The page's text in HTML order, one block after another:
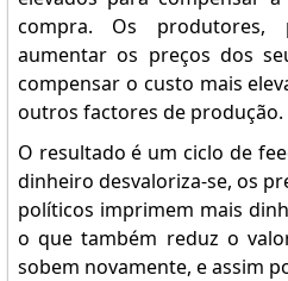
compra. Os
aumentar os preços dos
compensar o custo mais
outros factores de produção.
O resultado é um ciclo de
dinheiro desvaloriza-se, os
políticos imprimem mais
o que também reduz o
sobem novamente, e assim